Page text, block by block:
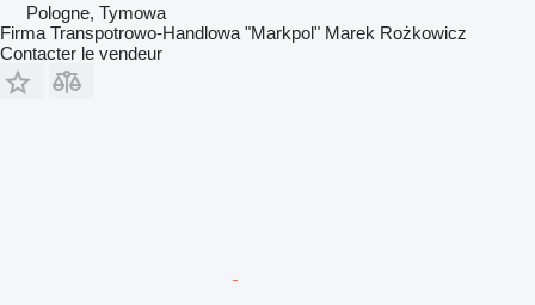
Pologne, Tymowa
Firma Transpotrowo-Handlowa "Markpol" Marek Rożkowicz
Contacter le vendeur